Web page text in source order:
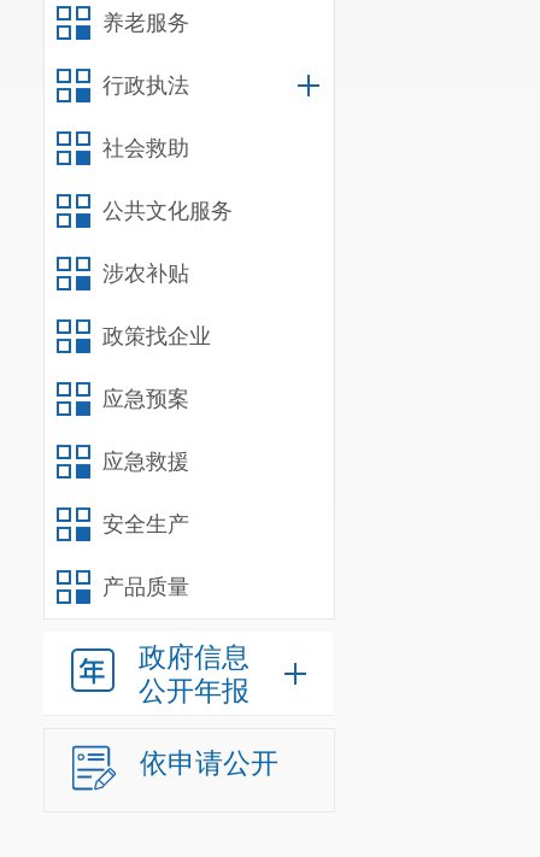
养老服务
行政执法
社会救助
公共文化服务
涉农补贴
政策找企业
应急预案
应急救援
安全生产
产品质量
政府信息
公开年报
依申请公开